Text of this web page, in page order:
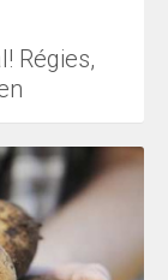
Régies,